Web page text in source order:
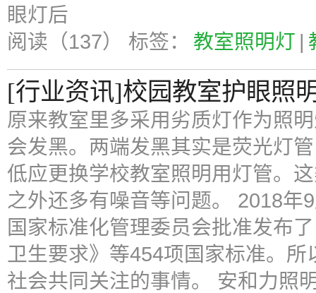
眼灯后
阅读（137） 标签： 教室照明灯 |
[行业资讯]校园教室护眼照
原来教室里多采用劣质灯作为照
会发黑。两端发黑其实是荧光灯
低应更换学校教室照明用灯管。
之外还多有噪音等问题。 2018年
国家标准化管理委员会批准发布
卫生要求》等454项国家标准。
社会共同关注的事情。 安和力照